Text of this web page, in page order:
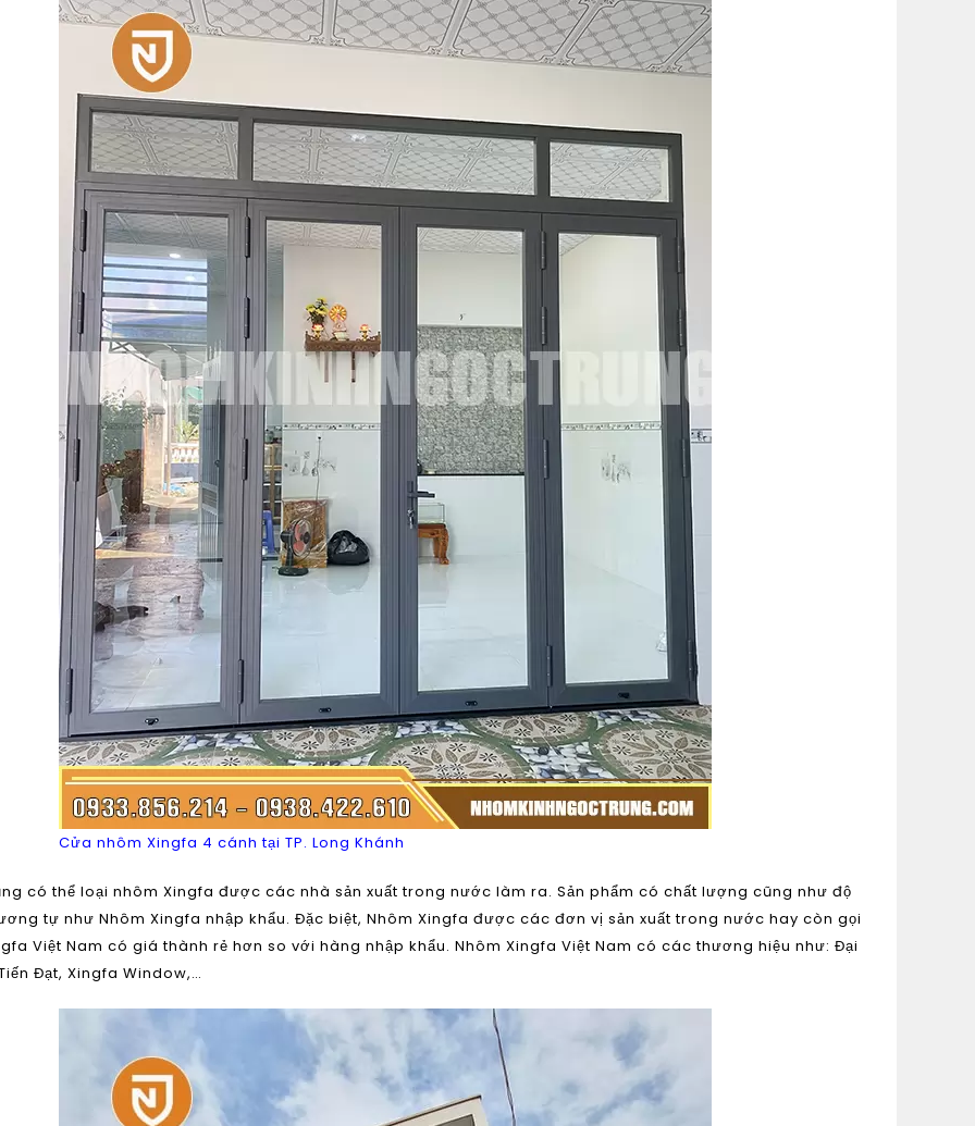
Cửa nhôm Xingfa 4 cánh tại TP. Long Khánh
có thể loại nhôm Xingfa được các nhà sản xuất trong nước làm ra. Sản phẩm có chất lượng cũng như độ
tự như Nhôm Xingfa nhập khẩu. Đặc biệt, Nhôm Xingfa được các đơn vị sản xuất trong nước hay còn gọi
Việt Nam có giá thành rẻ hơn so với hàng nhập khẩu. Nhôm Xingfa Việt Nam có các thương hiệu như: Đại
Đạt, Xingfa Window,…